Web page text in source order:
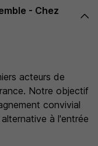
- Chez
acteurs de
Notre objectif
convivial
à l'entrée